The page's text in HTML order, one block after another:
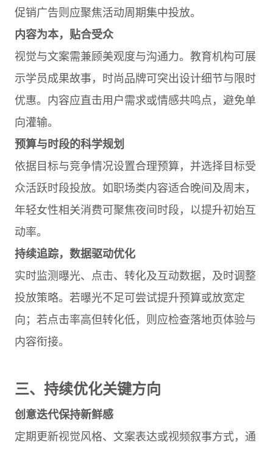
促销广告则应聚焦活动周期集中投放。
内容为本，贴合受众
视觉与文案需兼顾美观度与沟通力。教育机构可展
示学员成果故事，时尚品牌可突出设计细节与限时
优惠。内容应直击用户需求或情感共鸣点，避免单
向灌输。
预算与时段的科学规划
依据目标与竞争情况设置合理预算，并选择目标受
众活跃时段投放。如职场类内容适合晚间及周末，
年轻女性相关消费可聚焦夜间时段，以提升初始互
动率。
持续追踪，数据驱动优化
实时监测曝光、点击、转化及互动数据，及时调整
投放策略。若曝光不足可尝试提升预算或放宽定
向；若点击率高但转化低，则应检查落地页体验与
内容衔接。
三、持续优化关键方向
创意迭代保持新鲜感
定期更新视觉风格、文案表达或视频叙事方式，通